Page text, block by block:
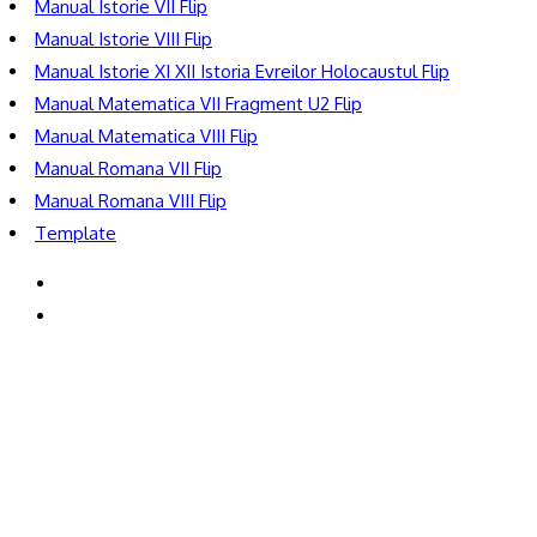
Manual Istorie VII Flip
Manual Istorie VIII Flip
Manual Istorie XI XII Istoria Evreilor Holocaustul Flip
Manual Matematica VII Fragment U2 Flip
Manual Matematica VIII Flip
Manual Romana VII Flip
Manual Romana VIII Flip
Template